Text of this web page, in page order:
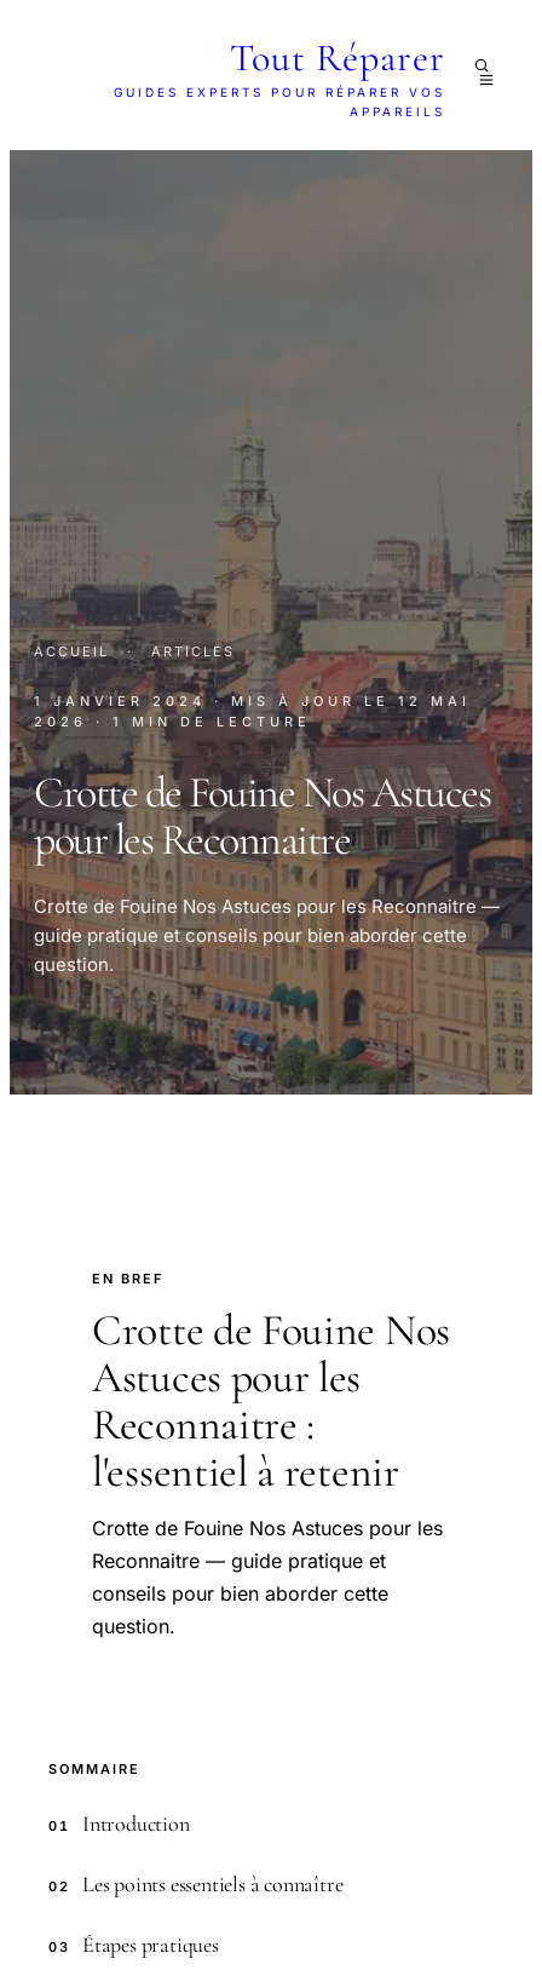
Tout Réparer
GUIDES EXPERTS POUR RÉPARER VOS
APPAREILS
ACCUEIL · ARTICLES
1 JANVIER 2024 · MIS À JOUR LE12 MAI
2026 · 1 MIN DE LECTURE
Crotte de Fouine Nos Astuces
pour les Reconnaitre
Crotte de Fouine Nos Astuces pour les Reconnaitre —
guide pratique et conseils pour bien aborder cette
question.
EN BREF
Crotte de Fouine Nos
Astuces pour les
Reconnaitre :
l'essentiel à retenir
Crotte de Fouine Nos Astuces pour les
Reconnaitre — guide pratique et
conseils pour bien aborder cette
question.
SOMMAIRE
01 Introduction
02 Les points essentiels à connaître
03 Étapes pratiques